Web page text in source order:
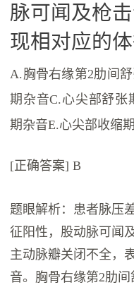
脉可闻及枪
现相对应的
A.胸骨右缘第2肋间
期杂音C.心尖部舒张
期杂音E.心尖部收缩
[正确答案] B
题眼解析：患者脉压
征阳性，股动脉可闻
主动脉瓣关闭不全，
音。胸骨右缘第2肋